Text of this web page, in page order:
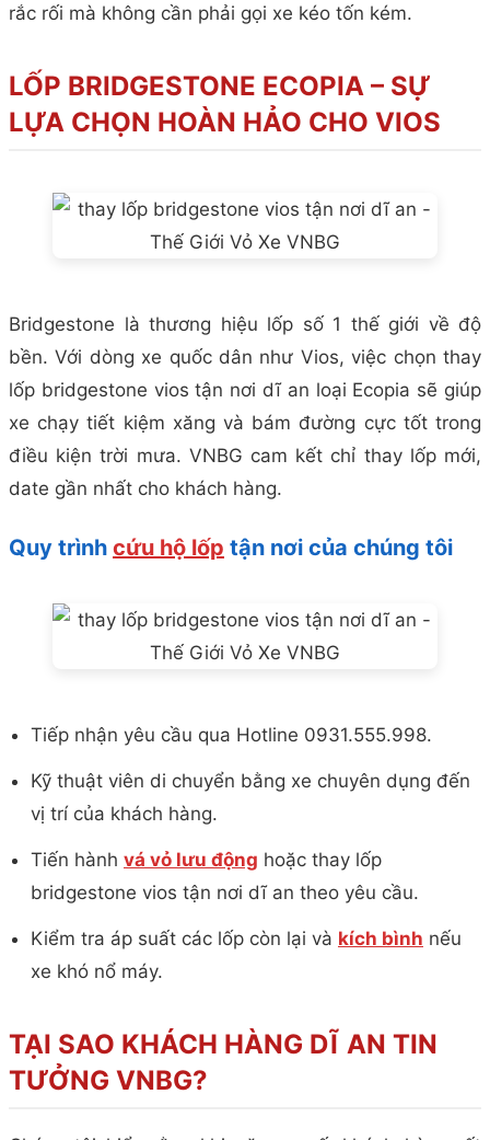
rắc rối mà không cần phải gọi xe kéo tốn kém.
LỐP BRIDGESTONE ECOPIA – SỰ
LỰA CHỌN HOÀN HẢO CHO VIOS
Bridgestone là thương hiệu lốp số 1 thế giới về độ
bền. Với dòng xe quốc dân như Vios, việc chọn thay
lốp bridgestone vios tận nơi dĩ an loại Ecopia sẽ giúp
xe chạy tiết kiệm xăng và bám đường cực tốt trong
điều kiện trời mưa. VNBG cam kết chỉ thay lốp mới,
date gần nhất cho khách hàng.
Quy trình cứu hộ lốp tận nơi của chúng tôi
Tiếp nhận yêu cầu qua Hotline 0931.555.998.
Kỹ thuật viên di chuyển bằng xe chuyên dụng đến
vị trí của khách hàng.
Tiến hành vá vỏ lưu động hoặc thay lốp
bridgestone vios tận nơi dĩ an theo yêu cầu.
Kiểm tra áp suất các lốp còn lại và kích bình nếu
xe khó nổ máy.
TẠI SAO KHÁCH HÀNG DĨ AN TIN
TƯỞNG VNBG?